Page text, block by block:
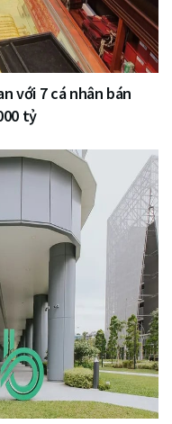
với 7 cá nhân bán
tỷ